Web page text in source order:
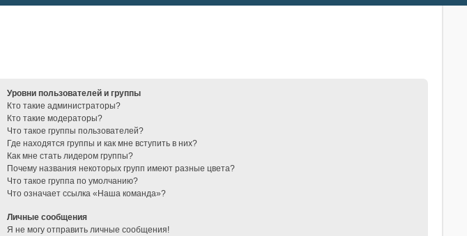
Уровни пользователей и группы
Кто такие администраторы?
Кто такие модераторы?
Что такое группы пользователей?
Где находятся группы и как мне вступить в них?
Как мне стать лидером группы?
Почему названия некоторых групп имеют разные цвета?
Что такое группа по умолчанию?
Что означает ссылка «Наша команда»?
Личные сообщения
Я не могу отправить личные сообщения!